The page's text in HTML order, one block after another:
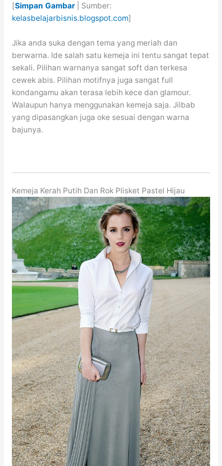
[Simpan Gambar| Sumber:
kelasbelajarbisnis.blogspot.com]
Jika anda suka dengan tema yang meriah dan
berwarna. Ide salah satu kemeja ini tentu sangat tepat
sekali. Pilihan warnanya sangat soft dan terkesa
cewek abis. Pilihan motifnya juga sangat full
kondangamu akan terasa lebih kece dan glamour.
Walaupun hanya menggunakan kemeja saja. Jilbab
yang dipasangkan juga oke sesuai dengan warna
bajunya.
Kemeja Kerah Putih Dan Rok Plisket Pastel Hijau